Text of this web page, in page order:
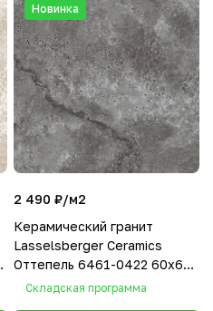
Новинка
2 490 ₽/м2
Керамический гранит
Lasselsberger Ceramics
Оттепель 6461-0422 60х60
серый
Складская программа